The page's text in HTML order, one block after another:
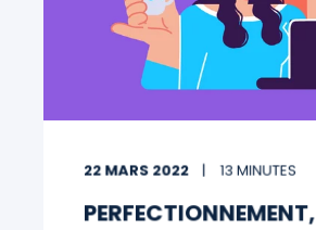
22 MARS 2022 13 MINUTES
PERFECTIONNEMENT,